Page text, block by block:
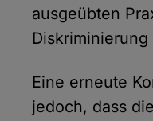
ausgeübten
Eine erneute
jedoch, dass